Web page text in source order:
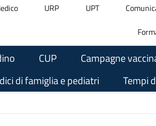
URP UPT
CUP Campagne
di famiglia e pediatri
Tempi